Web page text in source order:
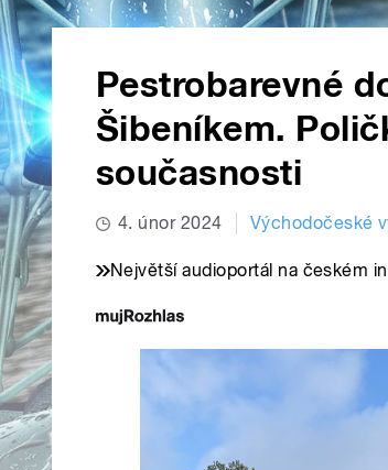
Pestrobarevné
Šibeníkem.
současnosti
4. únor 2024 Východočeské
Největší audioportál na českém